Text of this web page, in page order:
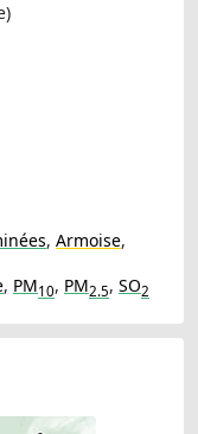
, Armoise,
, PM10, PM2.5, SO2